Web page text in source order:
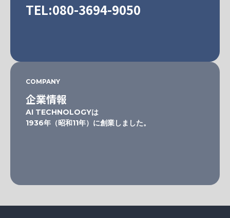
TEL:080-3694-9050
COMPANY
企業情報
AI TECHNOLOGYは
1936年（昭和11年）に創業しました。